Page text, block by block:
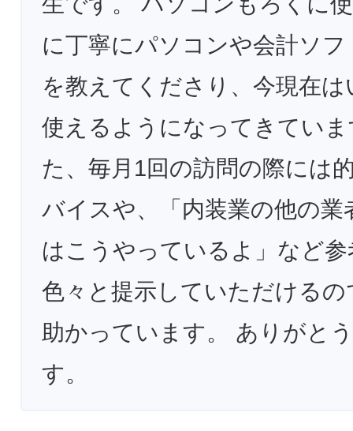
に丁寧にパソコンや会計ソフ
を教えてくださり、今現在
使えるようになってきてい
た、毎月1回の訪問の際には
バイスや、「内装業の他の業
はこうやっているよ」など参
色々と提示していただけるの
助かっています。 ありがと
す。